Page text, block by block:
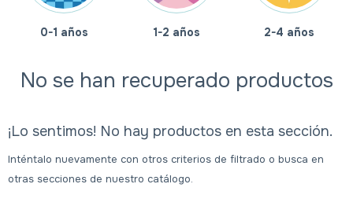
0-1 años 1-2 años 2-4 años
No se han recuperado productos
¡Lo sentimos! No hay productos en esta sección.
Inténtalo nuevamente con otros criterios de filtrado o busca en
otras secciones de nuestro catálogo.